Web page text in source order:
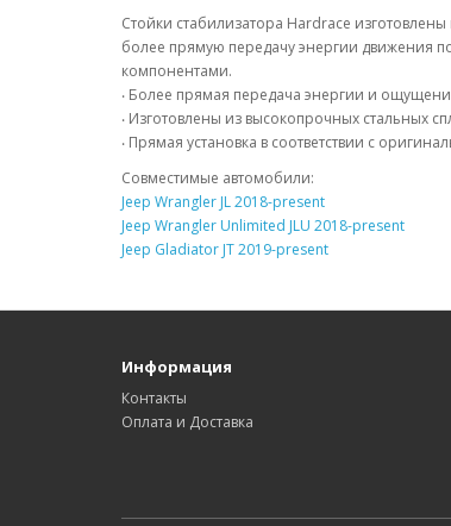
Стойки стабилизатора Hardrace
более прямую передачу энергии движения
компонентами.
‧ Более прямая передача энергии и
‧ Изготовлены из высокопрочных стальных
‧ Прямая установка в соответствии с
Совместимые автомобили:
Jeep Wrangler JL 2018-present
Jeep Wrangler Unlimited JLU 2018-present
Jeep Gladiator JT 2019-present
Информация
Контакты
Оплата и Доставка